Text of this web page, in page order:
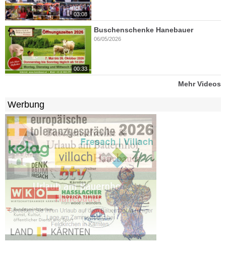
03:08
00:33
Buschenschenke Hanebauer
06/05/2026
Mehr Videos
Werbung